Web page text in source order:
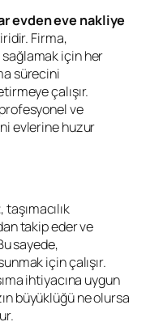
evden eve nakliye
Firma,
için her
sürecini
çalışır.
ve
evlerine huzur
, taşımacılık
takip eder ve
sayede,
için çalışır.
ihtiyacına uygun
büyüklüğü ne olursa